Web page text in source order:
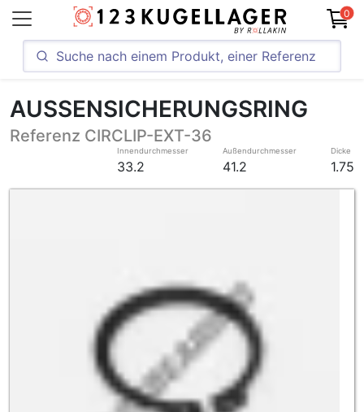
0
AUSSENSICHERUNGSRING
Referenz CIRCLIP-EXT-36
Innendurchmesser
33.2
Außendurchmesser
41.2
Dicke
1.75